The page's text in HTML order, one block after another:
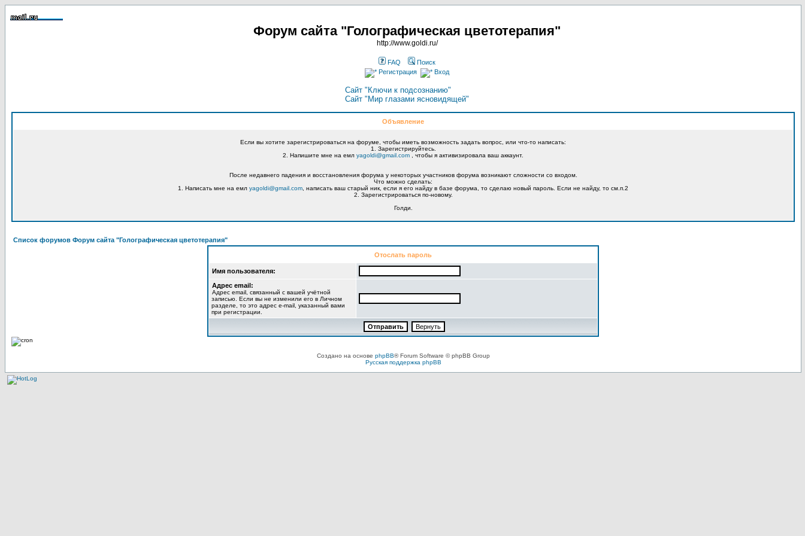
Форум сайта "Голографическая цветотерапия"
http://www.goldi.ru/
FAQ
Поиск
Регистрация
Вход
Сайт "Ключи к подсознанию"
Сайт "Мир глазами ясновидящей"
Объявление
Если вы хотите зарегистрироваться на форуме, чтобы иметь возможность задать вопрос, или что-то написать:
1. Зарегистрируйтесь.
2. Напишите мне на емл yagoldi@gmail.com , чтобы я активизировала ваш аккаунт.
После недавнего падения и восстановления форума у некоторых участников форума возникают сложности со входом.
Что можно сделать:
1. Написать мне на емл yagoldi@gmail.com , написать ваш старый ник, если я его найду в базе форума, то сделаю новый пароль. Если не найду, то см.п.2
2. Зарегистрироваться по-новому.
Голди.
Список форумов Форум сайта "Голографическая цветотерапия"
Отослать пароль
Имя пользователя:
Адрес email:
Адрес email, связанный с вашей учётной
записью. Если вы не изменили его в Личном
разделе, то это адрес e-mail, указанный вами
при регистрации.
Создано на основе phpBB® Forum Software © phpBB Group
Русская поддержка phpBB